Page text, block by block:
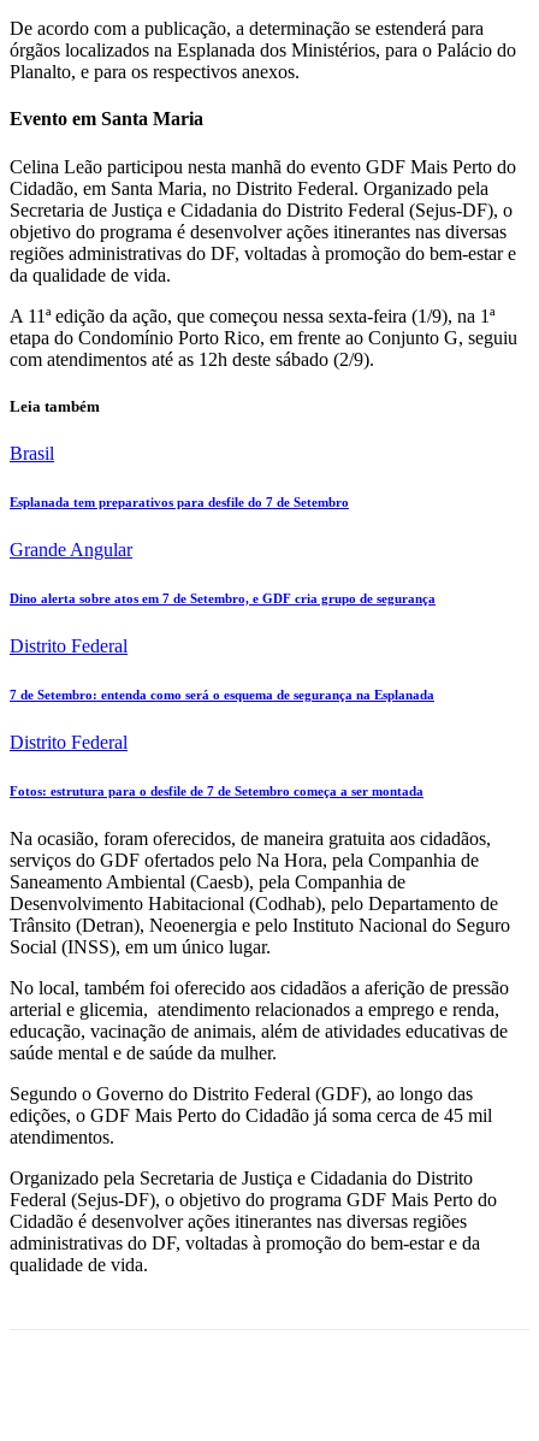
De acordo com a publicação, a determinação se estenderá para
órgãos localizados na Esplanada dos Ministérios, para o Palácio do
Planalto, e para os respectivos anexos.
Evento em Santa Maria
Celina Leão participou nesta manhã do evento GDF Mais Perto do
Cidadão, em Santa Maria, no Distrito Federal. Organizado pela
Secretaria de Justiça e Cidadania do Distrito Federal (Sejus-DF), o
objetivo do programa é desenvolver ações itinerantes nas diversas
regiões administrativas do DF, voltadas à promoção do bem-estar e
da qualidade de vida.
A 11ª edição da ação, que começou nessa sexta-feira (1/9), na 1ª
etapa do Condomínio Porto Rico, em frente ao Conjunto G, seguiu
com atendimentos até as 12h deste sábado (2/9).
Leia também
Brasil
Esplanada tem preparativos para desfile do 7 de Setembro
Grande Angular
Dino alerta sobre atos em 7 de Setembro, e GDF cria grupo de segurança
Distrito Federal
7 de Setembro: entenda como será o esquema de segurança na Esplanada
Distrito Federal
Fotos: estrutura para o desfile de 7 de Setembro começa a ser montada
Na ocasião, foram oferecidos, de maneira gratuita aos cidadãos,
serviços do GDF ofertados pelo Na Hora, pela Companhia de
Saneamento Ambiental (Caesb), pela Companhia de
Desenvolvimento Habitacional (Codhab), pelo Departamento de
Trânsito (Detran), Neoenergia e pelo Instituto Nacional do Seguro
Social (INSS), em um único lugar.
No local, também foi oferecido aos cidadãos a aferição de pressão
arterial e glicemia, atendimento relacionados a emprego e renda,
educação, vacinação de animais, além de atividades educativas de
saúde mental e de saúde da mulher.
Segundo o Governo do Distrito Federal (GDF), ao longo das
edições, o GDF Mais Perto do Cidadão já soma cerca de 45 mil
atendimentos.
Organizado pela Secretaria de Justiça e Cidadania do Distrito
Federal (Sejus-DF), o objetivo do programa GDF Mais Perto do
Cidadão é desenvolver ações itinerantes nas diversas regiões
administrativas do DF, voltadas à promoção do bem-estar e da
qualidade de vida.